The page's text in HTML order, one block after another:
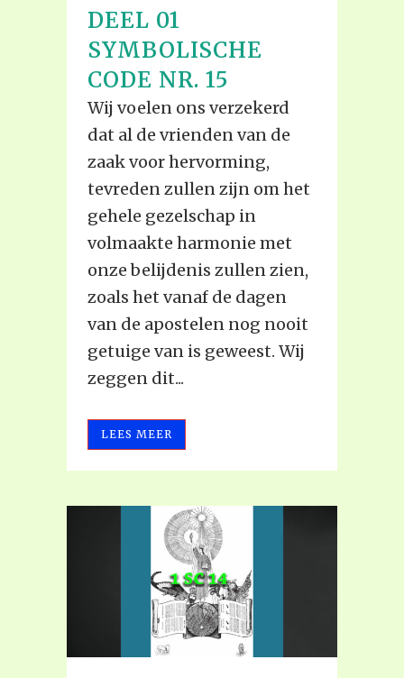
DEEL 01
SYMBOLISCHE
CODE NR. 15
Wij voelen ons verzekerd
dat al de vrienden van de
zaak voor hervorming,
tevreden zullen zijn om het
gehele gezelschap in
volmaakte harmonie met
onze belijdenis zullen zien,
zoals het vanaf de dagen
van de apostelen nog nooit
getuige van is geweest. Wij
zeggen dit...
LEES MEER